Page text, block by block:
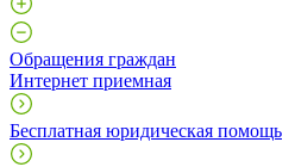
Обращения граждан
Интернет приемная
Бесплатная юридическая помощь